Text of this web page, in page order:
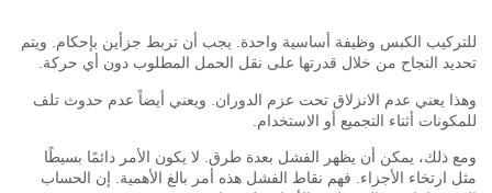
الكبس وظيفة أساسية واحدة. يجب أن تربط جزأين بإحكام. ويتم
النجاح من خلال قدرتها على نقل الحمل المطلوب دون أي حركة.
يعني عدم الانزلاق تحت عزم الدوران. ويعني أيضاً عدم حدوث تلف
أثناء التجميع أو الاستخدام.
ذلك، يمكن أن يظهر الفشل بعدة طرق. لا يكون الأمر دائمًا بسيطًا
ارتخاء الأجزاء. فهم نقاط الفشل هذه أمر بالغ الأهمية. إن الحساب